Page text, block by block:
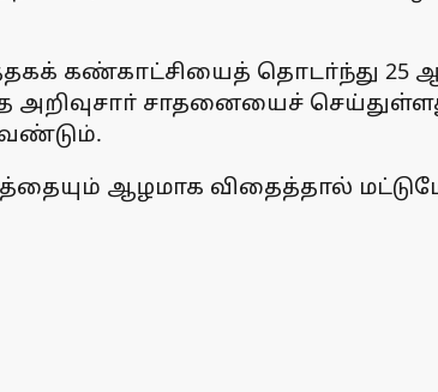
கண்காட்சியைத் தொடா்ந்து
சாதனையைச்
ஆழமாக விதைத்தால்